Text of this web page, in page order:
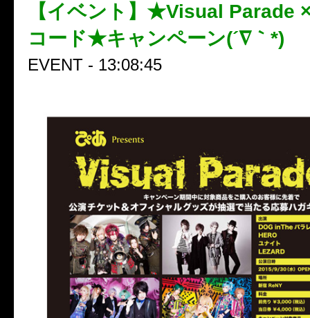
【イベント】★Visual Parade
コード★キャンペーン(´∇｀*)
EVENT - 13:08:45